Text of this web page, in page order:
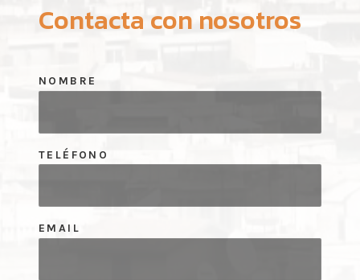
Contacta con nosotros
NOMBRE
TELÉFONO
EMAIL